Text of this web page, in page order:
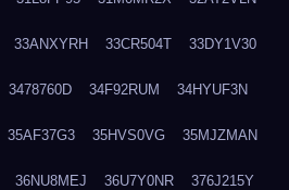
33ANXYRH 33CR504T 33DY1V30
3478760D 34F92RUM 34HYUF3N
35AF37G3 35HVS0VG 35MJZMAN
36NU8MEJ 36U7Y0NR 376J215Y